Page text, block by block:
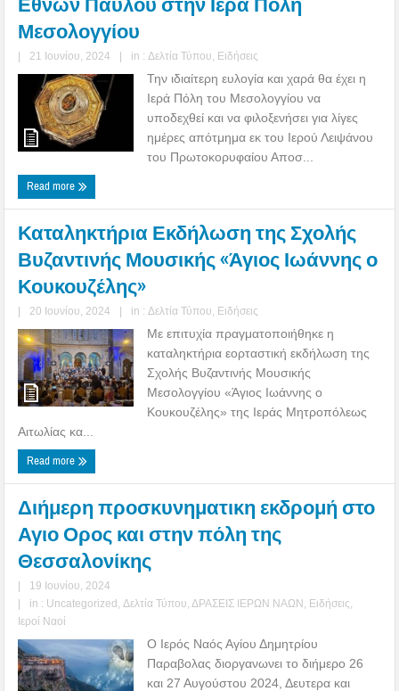
Μεσολογγίου
| 21 Ιουνίου, 2024 | in : Δελτία Τύπου Ειδήσεις
Την ιδιαίτερη ευλογία και χαρά θα έχει η
Ιερά Πόλη του Μεσολογγίου να
υποδεχθεί και να φιλοξενήσει για λίγες
ημέρες απότμημα εκ του Ιερού Λειψάνου
του Πρωτοκορυφαίου Αποσ...
Read more
Καταληκτήρια Εκδήλωση της Σχολής
Βυζαντινής Μουσικής «Άγιος Ιωάννης ο
Κουκουζέλης»
| 20 Ιουνίου, 2024 | in : Δελτία Τύπου Ειδήσεις
Με επιτυχία πραγματοποιήθηκε η
καταληκτήρια εορταστική εκδήλωση της
Σχολής Βυζαντινής Μουσικής
Μεσολογγίου «Άγιος Ιωάννης ο
Κουκουζέλης» της Ιεράς Μητροπόλεως
Αιτωλίας κα...
Read more
Διήμερη προσκυνηματικη εκδρομή στο
Αγιο Ορος και στην πόλη της
Θεσσαλονίκης
|
19 Ιουνίου, 2024
|
in : Uncategorized Δελτία Τύπου ΔΡΑΣΕΙΣ ΙΕΡΩΝ ΝΑΩΝ Ειδήσεις
Ιεροί Ναοί
Ο Ιερός Ναός Αγίου Δημητρίου
Παραβολας διοργανωνει το διήμερο 26
και 27 Αυγούστου 2024, Δευτερα και